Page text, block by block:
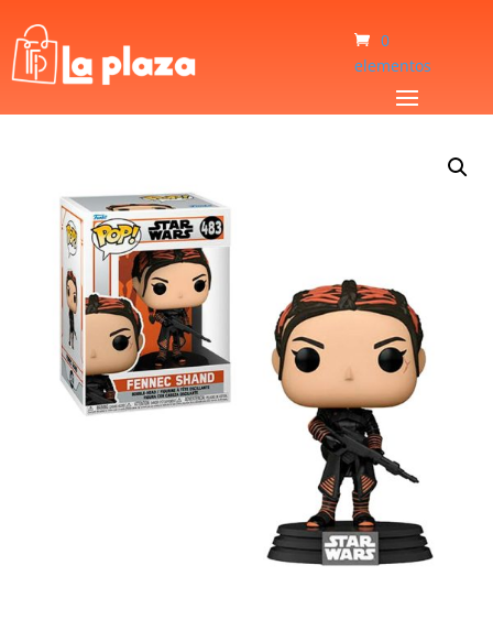
0
elementos
Muñeco Funko Pop Fennec Shand 483